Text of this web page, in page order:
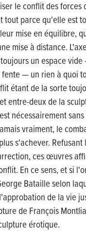
le conflit des forces
tout parce qu'elle est
mise en équilibre,
mise à distance.
un espace
— un rien à quoi
étant de la sorte
entre-deux de la
nécessairement sans
vraiment, le
s'achever.
ces œuvres
En ce sens, et si
Bataille selon
de la vie
de François
érotique.